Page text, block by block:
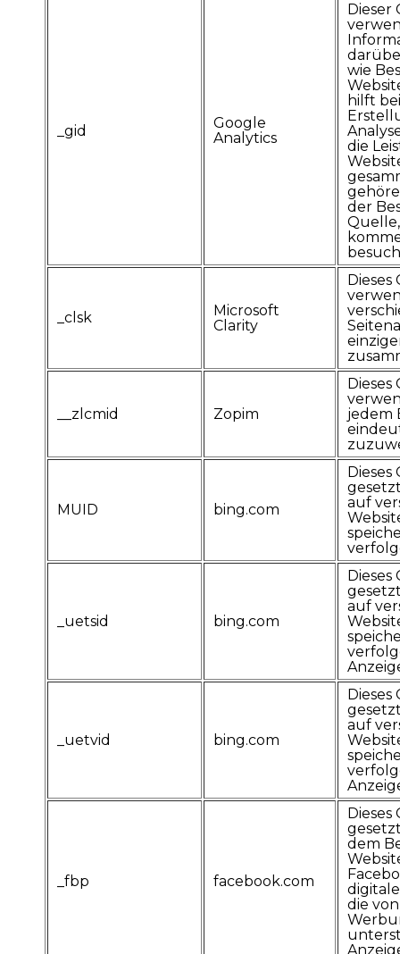
_gid
Google
Analytics
Dieser
wie
hilft
die
der
_clsk
Microsoft
Clarity
Dieses
__zlcmid Zopim
Dieses
jedem
MUID bing.com
Dieses
auf
_uetsid bing.com
Dieses
auf
_uetvid bing.com
Dieses
auf
_fbp facebook.com
Dieses
dem
die